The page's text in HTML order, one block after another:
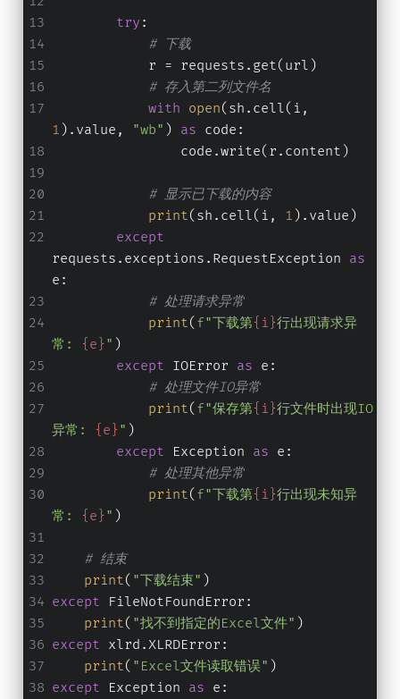
try :
# 下载
            r = requests.get(url)
# 存入第二列文件名
with open
1 ).value, "wb" ) as code:
                code.write(r.content)
# 显示已下载的内容
print(sh.cell(i, 1 ).value)
except
requests.exceptions.RequestException as
e:
# 处理请求异常
print( f"下载第{i}行出现请求异
常:
{e}" )
except IOError as e:
# 处理文件IO异常
print( f"保存第{i}行文件时出现IO
异常:
{e}" )
except Exception as e:
# 处理其他异常
print( f"下载第{i}行出现未知异
常:
{e}" )
# 结束
print( "下载结束" )
except FileNotFoundError:
print( "找不到指定的Excel文件" )
except xlrd.XLRDError:
print( "Excel文件读取错误" )
except Exception as e: